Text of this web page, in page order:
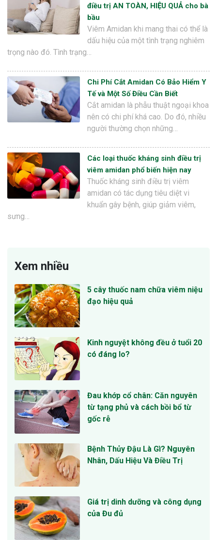
điều trị AN TOÀN, HIỆU QUẢ cho bà
bầu
Viêm Amidan khi mang thai có thể là
dấu hiệu của một tình trạng nghiêm
trọng nào đó. Tình trạng…
Chi Phí Cắt Amidan Có Bảo Hiểm Y
Tế và Một Số Điều Cần Biết
Cắt amidan là phẫu thuật ngoại khoa
nên có chi phí khá cao. Do đó, nhiều
người thường chọn những…
Các loại thuốc kháng sinh điều trị
viêm amidan phổ biến hiện nay
Thuốc kháng sinh điều trị viêm
amidan có tác dụng tiêu diệt vi
khuẩn gây bệnh, giúp giảm viêm,
sưng…
Xem nhiều
5 cây thuốc nam chữa viêm niệu
đạo hiệu quả
Kinh nguyệt không đều ở tuổi 20
có đáng lo?
Đau khớp cổ chân: Căn nguyên
từ tạng phủ và cách bồi bổ từ
gốc rễ
Bệnh Thủy Đậu Là Gì? Nguyên
Nhân, Dấu Hiệu Và Điều Trị
Giá trị dinh dưỡng và công dụng
của Đu đủ